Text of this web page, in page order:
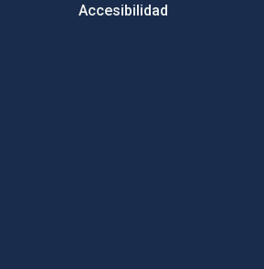
Accesibilidad